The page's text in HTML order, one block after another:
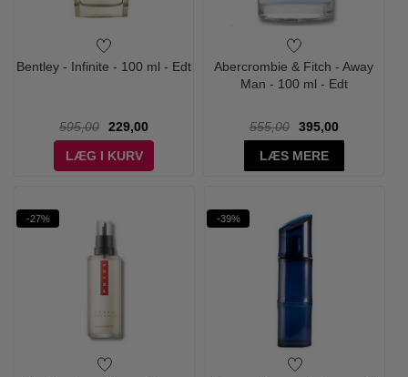
Bentley - Infinite - 100 ml - Edt
595,00
229,00
LÆG I KURV
Abercrombie & Fitch - Away
Man - 100 ml - Edt
555,00
395,00
LÆS MERE
-27% -39%